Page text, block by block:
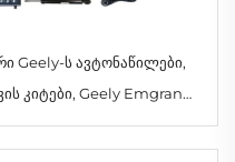
Geely-ს ავტონაწილები,
კიტები, Geely Emgrand
2023 2024 2025